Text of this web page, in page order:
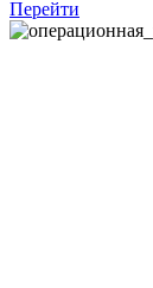
Перейти